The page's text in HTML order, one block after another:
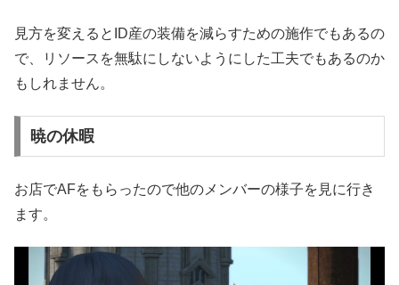
見方を変えるとID産の装備を減らすための施作でもあるの
で、リソースを無駄にしないようにした工夫でもあるのか
もしれません。
暁の休暇
お店でAFをもらったので他のメンバーの様子を見に行き
ます。